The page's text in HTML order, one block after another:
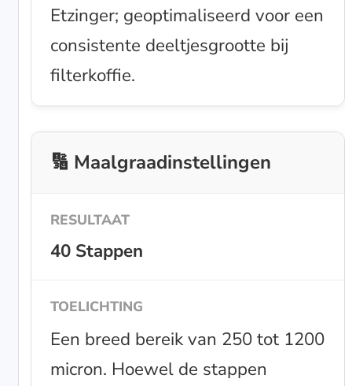
Etzinger; geoptimaliseerd voor een
consistente deeltjesgrootte bij
filterkoffie.
🔢 Maalgraadinstellingen
40 Stappen
Een breed bereik van 250 tot 1200
micron. Hoewel de stappen